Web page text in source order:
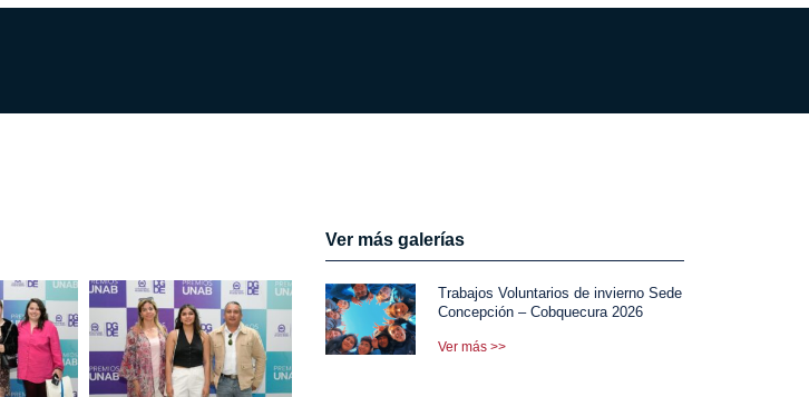
Ver más galerías
Trabajos Voluntarios de invierno Sede
Concepción – Cobquecura 2026
Ver más >>